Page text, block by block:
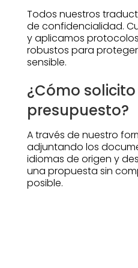
Todos nuestros
de confidencialidad.
y aplicamos
robustos para
sensible.
¿Cómo
presupuesto?
A través de nuestro
adjuntando los
idiomas de origen y
una propuesta sin
posible.